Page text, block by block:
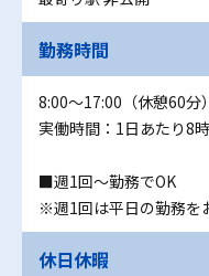
勤務時間
8:00～17:00（休憩60分）
実働時間：1日あたり8
■週1回～勤務でOK
※週1回は平日の勤務を
休日休暇